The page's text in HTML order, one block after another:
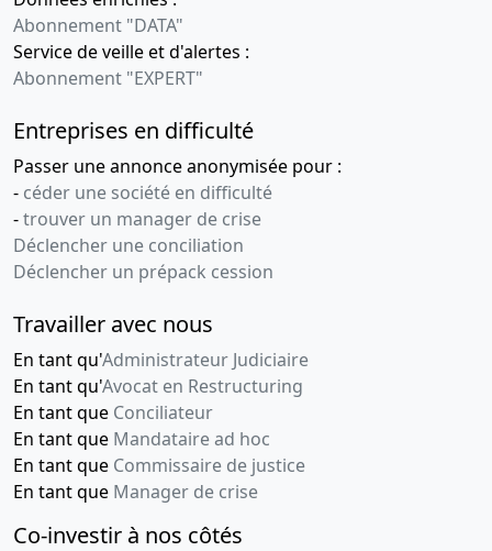
Abonnement "DATA"
Service de veille et d'alertes :
Abonnement "EXPERT"
Entreprises en difficulté
Passer une annonce anonymisée pour :
- céder une société en difficulté
-trouver un manager de crise
Déclencher une conciliation
Déclencher un prépack cession
Travailler avec nous
En tant qu'Administrateur Judiciaire
En tant qu'Avocat en Restructuring
En tant que Conciliateur
En tant que Mandataire ad hoc
En tant que Commissaire de justice
En tant que Manager de crise
Co-investir à nos côtés